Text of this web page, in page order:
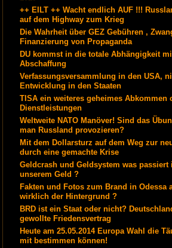
++ EILT ++ Wacht endlich AUF !!!
auf dem Highway zum Krieg
Die Wahrheit über GEZ Gebühren ,
Finanzierung von Propaganda
DU kommst in die totale Abhängigkeit
Abschaffung
Verfassungsversammlung in den USA,
Entwicklung in den Staaten
TISA ein weiteres geheimes Abkommen
Dienstleistungen
Weltweite NATO Manöver! Sind das
man Russland provozieren?
Mit dem Dollarsturz auf dem Weg zur
durch eine gemachte Krise
Geldcrash und Geldsystem was
unserem Geld ?
Fakten und Fotos zum Brand in Odessa
wirklich der Hintergrund ?
BRD ist ein Staat oder nicht?
gewollte Friedensvertrag
Heute am 25.05.2014 Europa Wahl die
mit bestimmen können!